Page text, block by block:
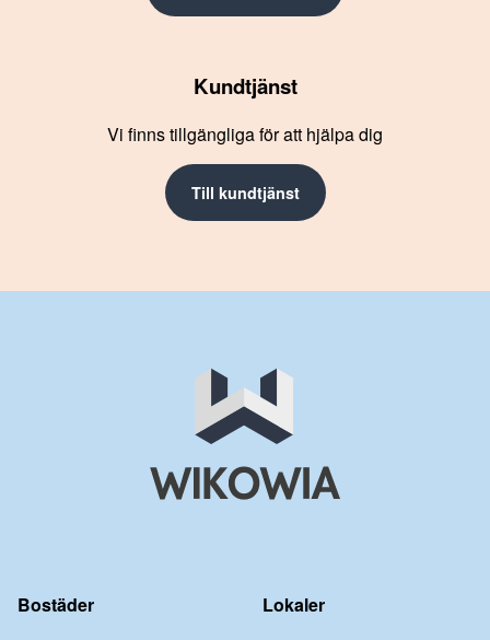
Kundtjänst
Vi finns tillgängliga för att hjälpa dig
Till kundtjänst
Bostäder
Lokaler